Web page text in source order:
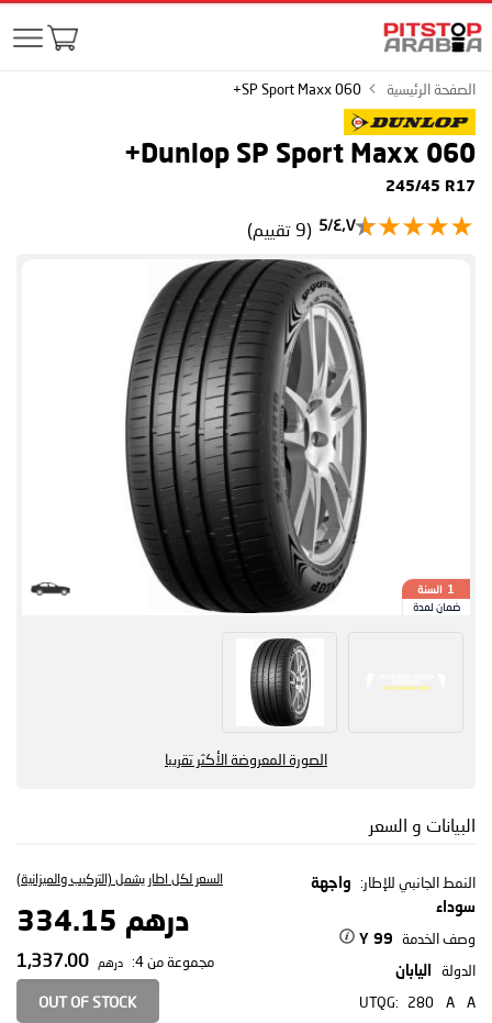
الصفحة الرئيسية SP Sport Maxx 060+
Dunlop SP Sport Maxx 060+
245/45 R17
٤٫٧/5 (9 تقييم)
1 السنة
ضمان لمدة
الصورة المعروضة الأكثر تقريبا
البيانات و السعر
النمط الجانبي للإطار:
واجهة
سوداء
وصف الخدمة 99 Y
الدولة اليابان
UTQG: 280 A
A
السعر لكل اطار يشمل (التركيب والميزانية)
درهم 334.15
مجموعة من 4: درهم
OUT OF STOCK